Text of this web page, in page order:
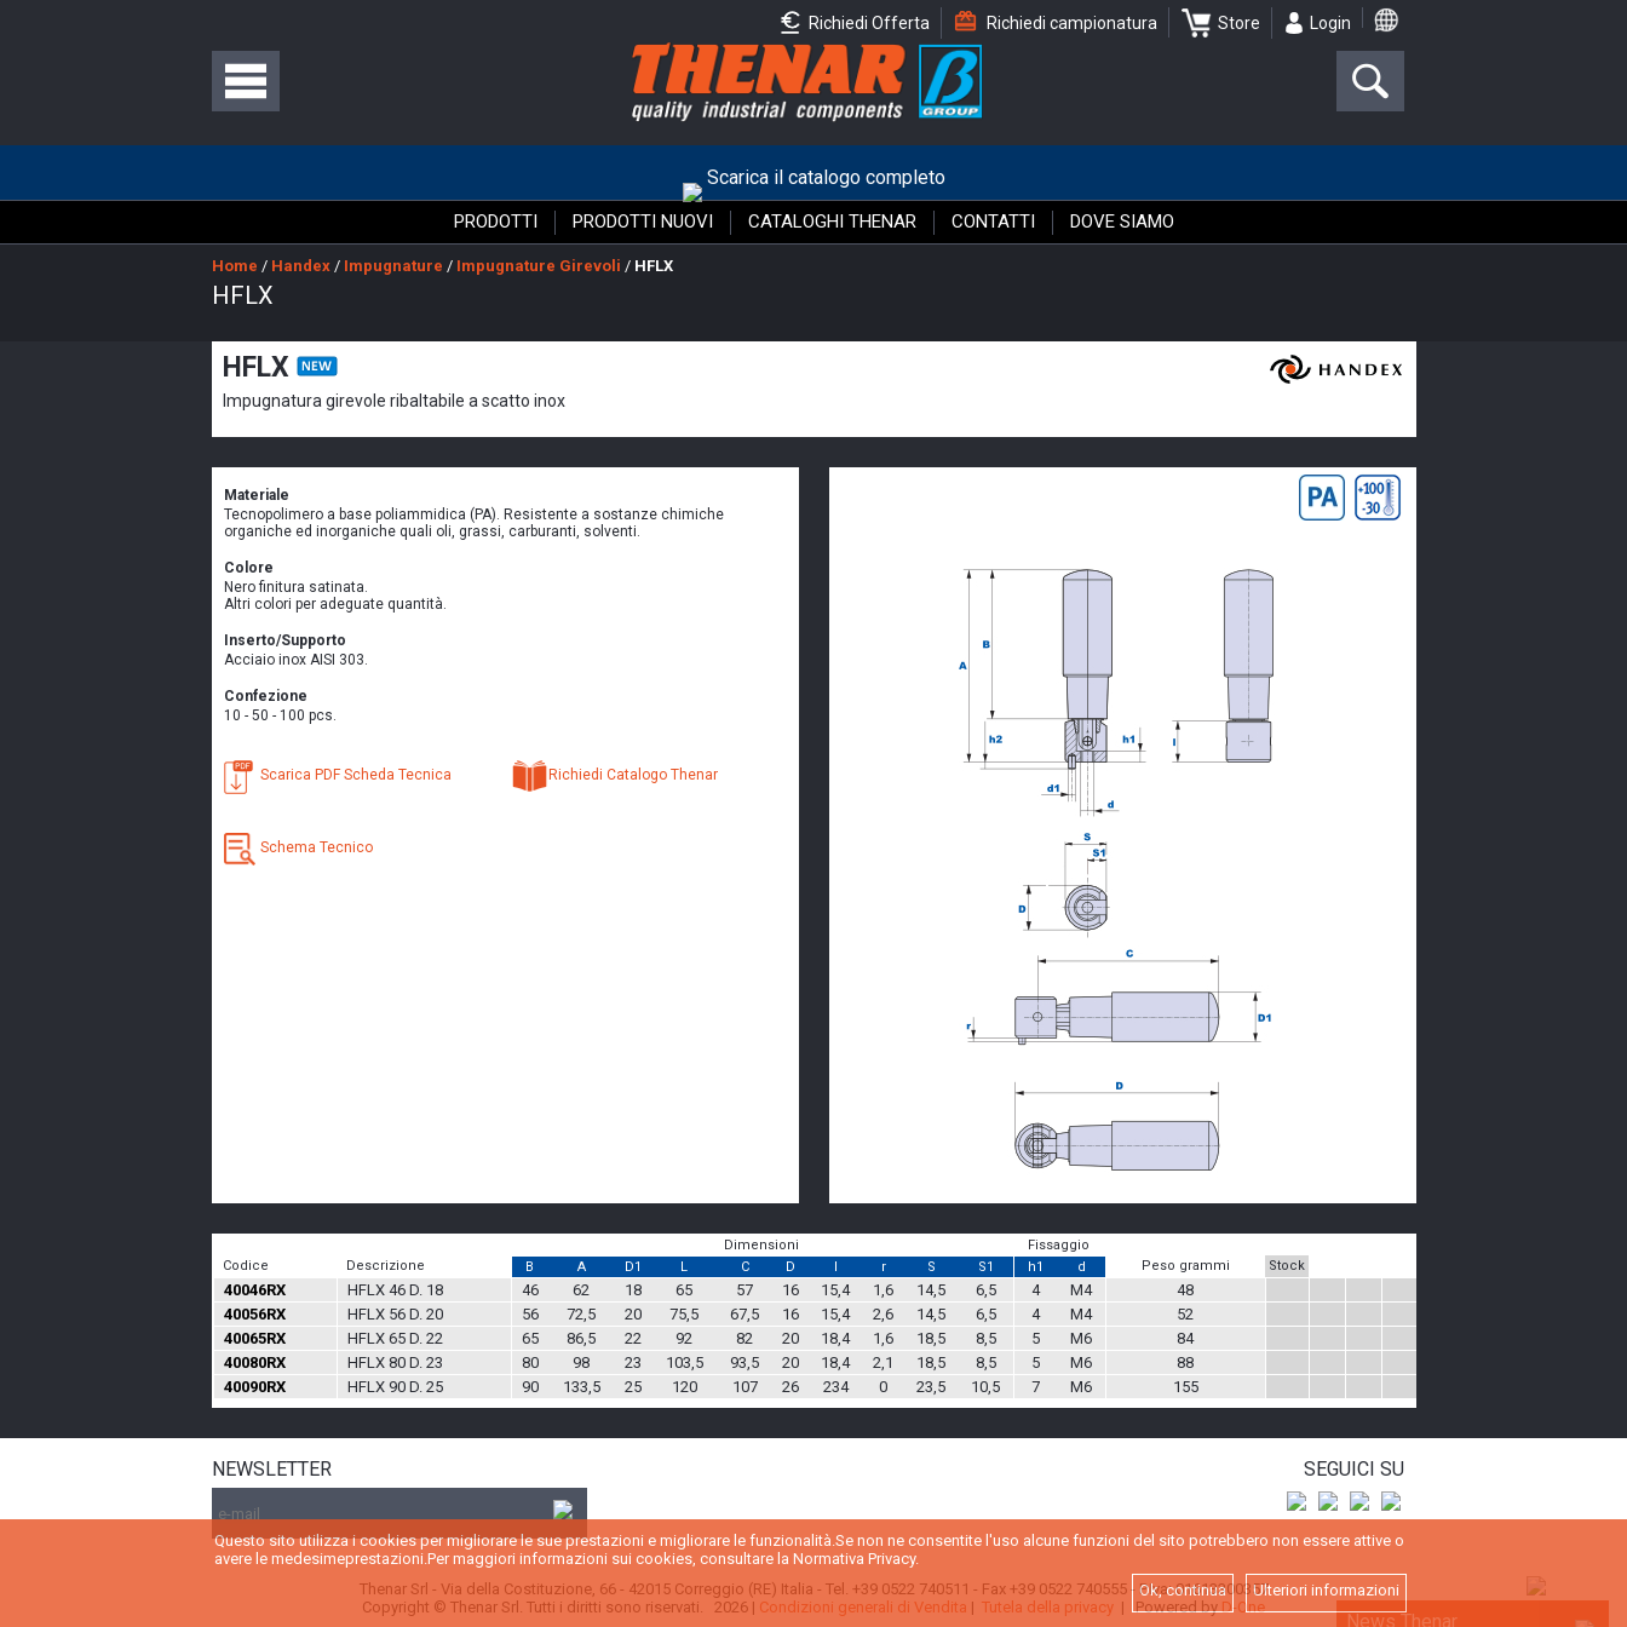
Questo sito utilizza i cookies per migliorare le sue prestazioni e migliorare le funzionalità.Se non ne consentite l'uso alcune funzioni del sito potrebbero non essere attive o
avere le medesimeprestazioni.Per maggiori informazioni sui cookies, consultare la Normativa Privacy.
Ulteriori informazioni
Ok, continua
Login
Store
Richiedi campionatura
Richiedi Offerta
Scarica il catalogo completo
PRODOTTI PRODOTTI NUOVI CATALOGHI THENAR CONTATTI DOVE SIAMO
Home / Handex/ Impugnature / Impugnature Girevoli / HFLX
HFLX
HFLX
Impugnatura girevole ribaltabile a scatto inox
Materiale
Tecnopolimero a base poliammidica (PA). Resistente a sostanze chimiche
organiche ed inorganiche quali oli, grassi, carburanti, solventi.
Colore
Nero finitura satinata.
Altri colori per adeguate quantità.
Inserto/Supporto
Acciaio inox AISI 303.
Confezione
10 - 50 - 100 pcs.
Scarica PDF Scheda Tecnica Richiedi Catalogo Thenar
Schema Tecnico
Dimensioni
Fissaggio
Codice
Descrizione B A D1 L C D l r S S1 h1 d Peso grammi Stock
40046RX HFLX 46 D. 18 46 62 18 65 57 16 15,4 1,6 14,5 6,5 4 M4
48
40056RX
HFLX 56 D. 20 56 72,5 20 75,5 67,5 16 15,4 2,6 14,5 6,5 4 M4
52
40065RX
HFLX 65 D. 22 65 86,5 22 92 82 20 18,4 1,6 18,5 8,5 5 M6
84
40080RX
HFLX 80 D. 23 80 98 23 103,5 93,5 20 18,4 2,1 18,5 8,5 5 M6
88
40090RX
HFLX 90 D. 25 90 133,5 25 120 107 26 234 0 23,5 10,5 7 M6 155
NEWSLETTER SEGUICI SU
Thenar Srl - Via della Costituzione, 66 - 42015 Correggio (RE) Italia - Tel. +39 0522 740511 - Fax +39 0522 740555 - P.Iva: 01613300357
Copyright © Thenar Srl. Tutti i diritti sono riservati. 2026 | Condizioni generali di Vendita | Tutela della privacy | Powered byD-One
News Thenar